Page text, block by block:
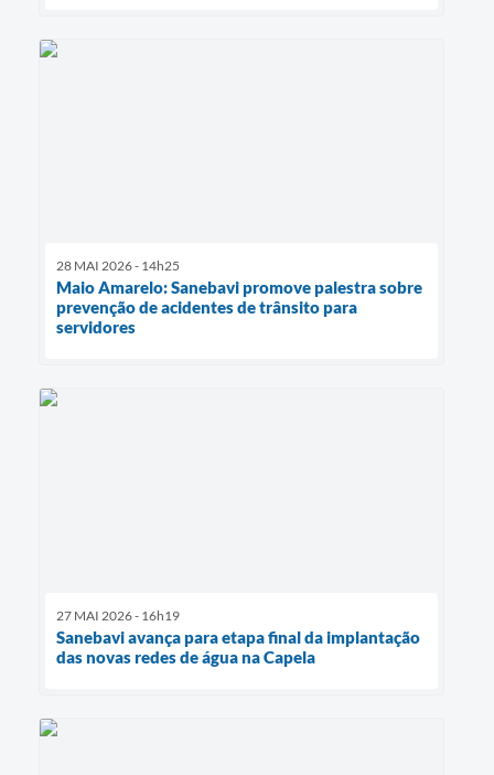
28 MAI 2026 - 14h25
Maio Amarelo: Sanebavi promove palestra sobre
prevenção de acidentes de trânsito para
servidores
27 MAI 2026 - 16h19
Sanebavi avança para etapa final da implantação
das novas redes de água na Capela